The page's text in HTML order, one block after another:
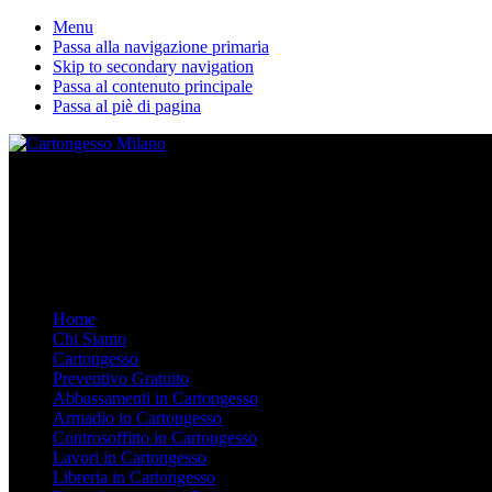
Menu
Passa alla navigazione primaria
Skip to secondary navigation
Passa al contenuto principale
Passa al piè di pagina
Home
Chi Siamo
Cartongesso
Preventivo Gratuito
Abbassamenti in Cartongesso
Armadio in Cartongesso
Controsoffitto in Cartongesso
Lavori in Cartongesso
Libreria in Cartongesso